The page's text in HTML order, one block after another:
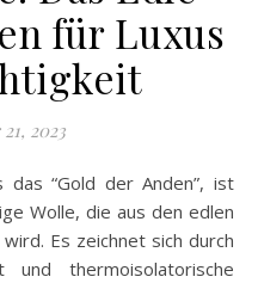
für Luxus
2023
Wolle, die aus den edlen
Es zeichnet sich durch
und thermoisolatorische